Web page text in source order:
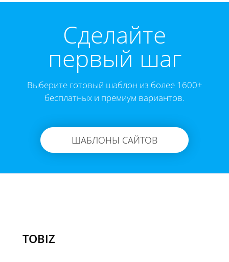
Cделайте
первый шаг
Выберите готовый шаблон из более 1600+
бесплатных и премиум вариантов.
ШАБЛОНЫ САЙТОВ
TOBIZ